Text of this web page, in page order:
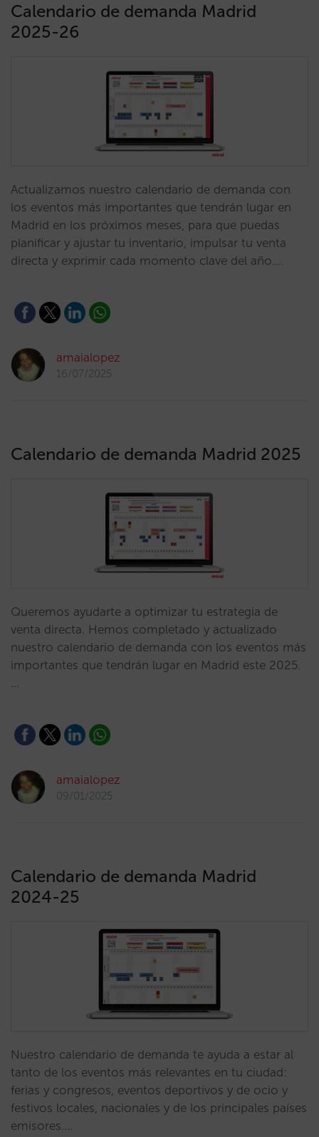
Calendario de demanda Madrid
2025-26
Actualizamos nuestro calendario de demanda con
los eventos más importantes que tendrán lugar en
Madrid en los próximos meses, para que puedas
planificar y ajustar tu inventario, impulsar tu venta
directa y exprimir cada momento clave del año.…
amaialopez
16/07/2025
Calendario de demanda Madrid 2025
Queremos ayudarte a optimizar tu estrategia de
venta directa. Hemos completado y actualizado
nuestro calendario de demanda con los eventos más
importantes que tendrán lugar en Madrid este 2025.
…
amaialopez
09/01/2025
Calendario de demanda Madrid
2024-25
Nuestro calendario de demanda te ayuda a estar al
tanto de los eventos más relevantes en tu ciudad:
ferias y congresos, eventos deportivos y de ocio y
festivos locales, nacionales y de los principales países
emisores.…